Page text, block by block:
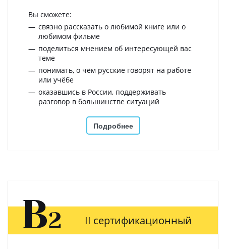
Вы сможете:
связно рассказать о любимой книге или о
любимом фильме
поделиться мнением об интересующей вас
теме
понимать, о чём русские говорят на работе
или учёбе
оказавшись в России, поддерживать
разговор в большинстве ситуаций
Подробнее
B2 II сертификационный